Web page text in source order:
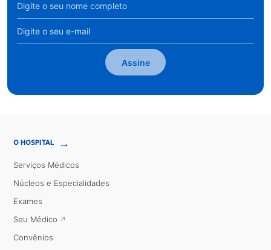
Assine
O HOSPITAL →
Serviços Médicos
Núcleos e Especialidades
Exames
Seu Médico
Convênios